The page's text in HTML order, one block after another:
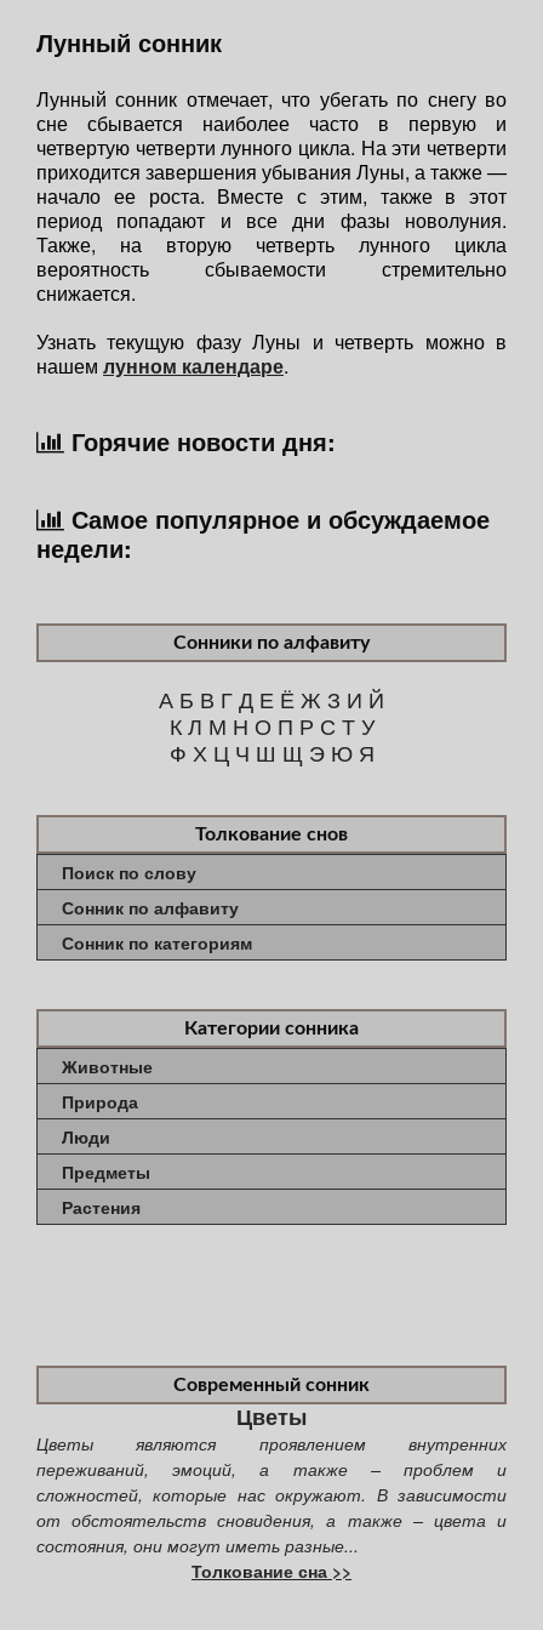
Лунный сонник
Лунный сонник отмечает, что убегать по снегу во
сне сбывается наиболее часто в первую и
четвертую четверти лунного цикла. На эти четверти
приходится завершения убывания Луны, а также —
начало ее роста. Вместе с этим, также в этот
период попадают и все дни фазы новолуния.
Также, на вторую четверть лунного цикла
вероятность сбываемости стремительно
снижается.
Узнать текущую фазу Луны и четверть можно в
нашем лунном календаре.
Горячие новости дня:
Самое популярное и обсуждаемое
недели:
Сонники по алфавиту
А Б В ГД Е Ё Ж З И Й
К Л М Н О П Р С Т У
Ф Х Ц Ч Ш Щ Э Ю Я
Толкование снов
Поиск по слову
Сонник по алфавиту
Сонник по категориям
Категории сонника
Животные
Природа
Люди
Предметы
Растения
Современный сонник
Цветы
Цветы являются проявлением внутренних
переживаний, эмоций, а также – проблем и
сложностей, которые нас окружают. В зависимости
от обстоятельств сновидения, а также – цвета и
состояния, они могут иметь разные...
Толкование сна >>